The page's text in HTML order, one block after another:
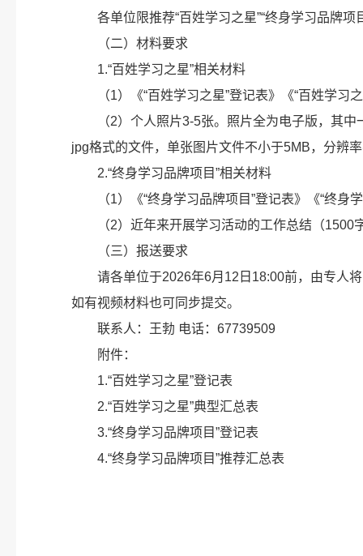
各单位限推荐“百姓学习之星”“终身学习品牌项
（二）材料要求
1.“百姓学习之星”相关材料
（1）《“百姓学习之星”登记表》《“百姓学
（2）个人照片3-5张。照片全为电子版，其
jpg格式的文件，单张图片文件不小于5MB，分辨
2.“终身学习品牌项目”相关材料
（1）《“终身学习品牌项目”登记表》《“终
（2）近年来开展学习活动的工作总结（
（三）报送要求
请各单位于2026年6月12日18:00前，由专人
如有视频材料也可同步提交。
联系人：王勃 电话：67739509
附件：
1.“百姓学习之星”登记表
2.“百姓学习之星”典型汇总表
3.“终身学习品牌项目”登记表
4.“终身学习品牌项目”推荐汇总表